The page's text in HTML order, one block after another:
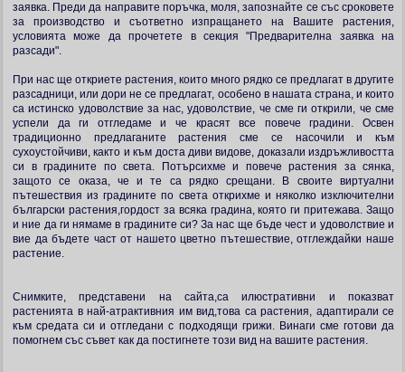
заявка. Преди да направите поръчка, моля, запознайте се със сроковете
за производство и съответно изпращането на Вашите растения,
условията може да прочетете в секция "Предварителна заявка на
разсади".
При нас ще откриете растения, които много рядко се предлагат в другите
разсадници, или дори не се предлагат, особено в нашата страна, и които
са истинско удоволствие за нас, удоволствие, че сме ги открили, че сме
успели да ги отгледаме и че красят все повече градини. Освен
традиционно предлаганите растения сме се насочили и към
сухоустойчиви, както и към доста диви видове, доказали издръжливостта
си в градините по света. Потърсихме и повече растения за сянка,
защото се оказа, че и те са рядко срещани. В своите виртуални
пътешествия из градините по света открихме и няколко изключителни
български растения,гордост за всяка градина, която ги притежава. Защо
и ние да ги нямаме в градините си? За нас ще бъде чест и удоволствие и
вие да бъдете част от нашето цветно пътешествие, отглеждайки наше
растение.
Снимките, представени на сайта,са илюстративни и показват
растенията в най-атрактивния им вид,това са растения, адаптирали се
към средата си и отгледани с подходящи грижи. Винаги сме готови да
помогнем със съвет как да постигнете този вид на вашите растения.